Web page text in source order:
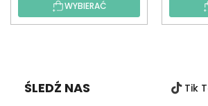
WYBIERAĆ
ŚLEDŹ NAS Tik